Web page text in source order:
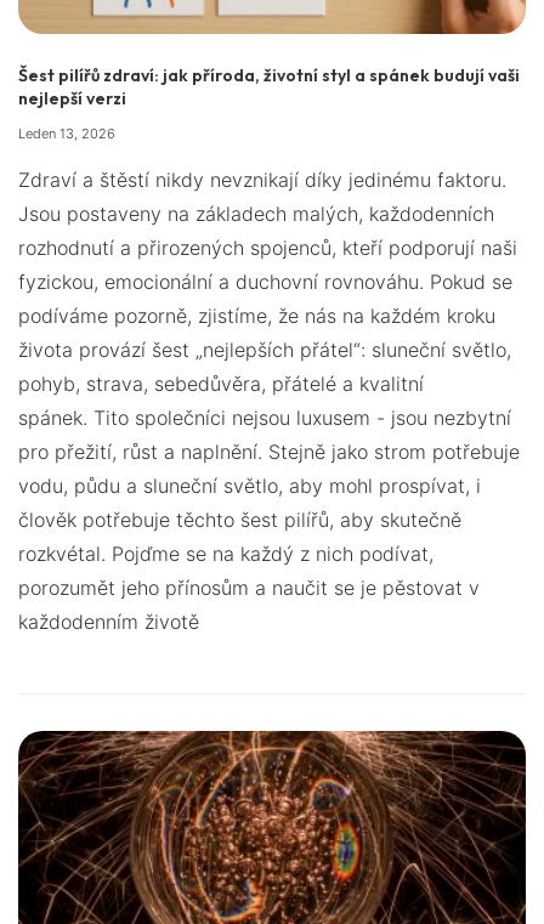
Šest pilířů zdraví: jak příroda, životní styl a spánek budují vaši
nejlepší verzi
Leden 13, 2026
Zdraví a štěstí nikdy nevznikají díky jedinému faktoru.
Jsou postaveny na základech malých, každodenních
rozhodnutí a přirozených spojenců, kteří podporují naši
fyzickou, emocionální a duchovní rovnováhu. Pokud se
podíváme pozorně, zjistíme, že nás na každém kroku
života provází šest „nejlepších přátel“: sluneční světlo,
pohyb, strava, sebedůvěra, přátelé a kvalitní
spánek. Tito společníci nejsou luxusem - jsou nezbytní
pro přežití, růst a naplnění. Stejně jako strom potřebuje
vodu, půdu a sluneční světlo, aby mohl prospívat, i
člověk potřebuje těchto šest pilířů, aby skutečně
rozkvétal. Pojďme se na každý z nich podívat,
porozumět jeho přínosům a naučit se je pěstovat v
každodenním životě